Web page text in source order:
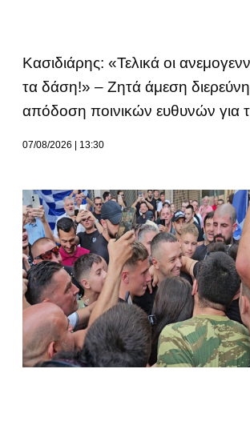
Κασιδιάρης: «Τελικά οι
τα δάση!» – Ζητά άμεση
απόδοση ποινικών ευθυνών για
07/08/2026 13:30